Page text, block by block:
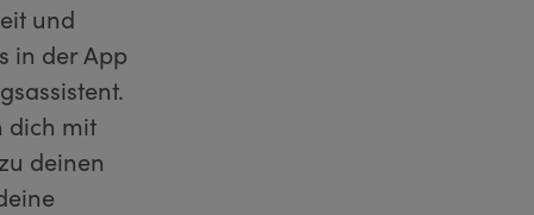
und
in der App
dich mit
deinen